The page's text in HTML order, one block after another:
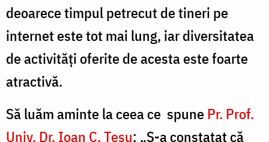
deoarece timpul petrecut de tineri pe
internet este tot mai lung, iar diversitatea
de activități oferite de acesta este foarte
atractivă.
Să luăm aminte la ceea ce spunePr. Prof.
Univ. Dr. Ioan C. Teșu: „S-a constatat că